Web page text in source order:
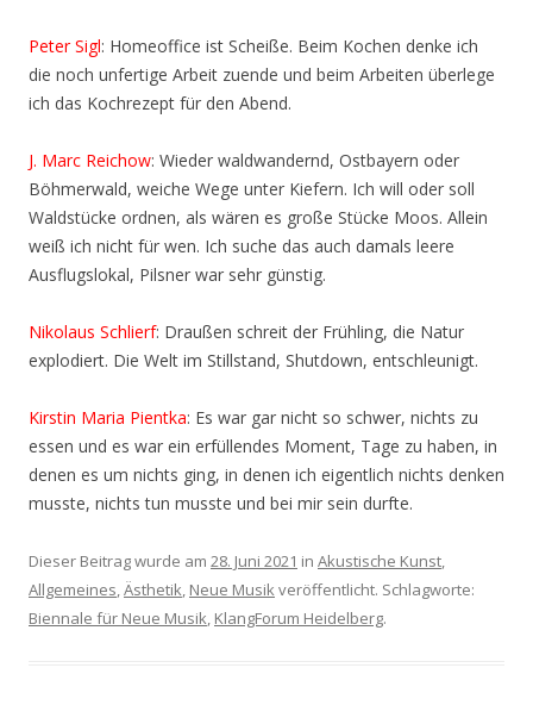
Peter Sigl: Homeoffice ist Scheiße. Beim Kochen denke ich
die noch unfertige Arbeit zuende und beim Arbeiten überlege
ich das Kochrezept für den Abend.
J. Marc Reichow: Wieder waldwandernd, Ostbayern oder
Böhmerwald, weiche Wege unter Kiefern. Ich will oder soll
Waldstücke ordnen, als wären es große Stücke Moos. Allein
weiß ich nicht für wen. Ich suche das auch damals leere
Ausflugslokal, Pilsner war sehr günstig.
Nikolaus Schlierf: Draußen schreit der Frühling, die Natur
explodiert. Die Welt im Stillstand, Shutdown, entschleunigt.
Kirstin Maria Pientka: Es war gar nicht so schwer, nichts zu
essen und es war ein erfüllendes Moment, Tage zu haben, in
denen es um nichts ging, in denen ich eigentlich nichts denken
musste, nichts tun musste und bei mir sein durfte.
Dieser Beitrag wurde am 28. Juni 2021 in Akustische Kunst,
Allgemeines,Ästhetik, Neue Musikveröffentlicht. Schlagworte:
Biennale für Neue Musik, KlangForum Heidelberg.